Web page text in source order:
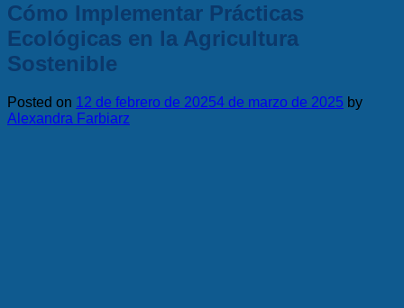
Cómo Implementar Prácticas
Ecológicas en la Agricultura
Sostenible
Posted on 12 de febrero de 20254 de marzo de 2025 by
Alexandra Farbiarz